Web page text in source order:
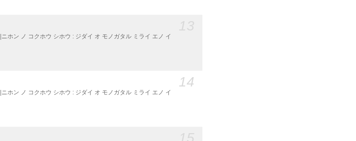
ホン ノ コクホウ シホウ : ジダイ オ モノガタル ミライ エノ イ
14
ホン ノ コクホウ シホウ : ジダイ オ モノガタル ミライ エノ イ